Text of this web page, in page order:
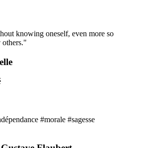
knowing oneself, even more so
#morale #sagesse